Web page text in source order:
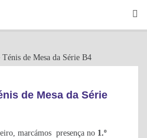
de Mesa da Série
marcámos presença no 1.º